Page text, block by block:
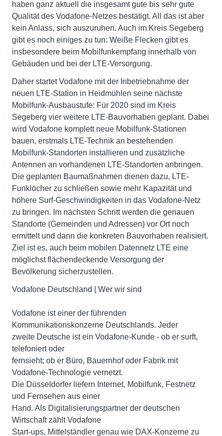
haben ganz aktuell die insgesamt gute bis sehr gute
Qualität des Vodafone-Netzes bestätigt. All das ist aber
kein Anlass, sich auszuruhen. Auch im Kreis Segeberg
gibt es noch einiges zu tun: Weiße Flecken gibt es
insbesondere beim Mobilfunkempfang innerhalb von
Gebäuden und bei der LTE-Versorgung.
Daher startet Vodafone mit der Inbetriebnahme der
neuen LTE-Station in Heidmühlen seine nächste
Mobilfunk-Ausbaustufe: Für 2020 sind im Kreis
Segeberg vier weitere LTE-Bauvorhaben geplant. Dabei
wird Vodafone komplett neue Mobilfunk-Stationen
bauen, erstmals LTE-Technik an bestehenden
Mobilfunk-Standorten installieren und zusätzliche
Antennen an vorhandenen LTE-Standorten anbringen.
Die geplanten Baumaßnahmen dienen dazu, LTE-
Funklöcher zu schließen sowie mehr Kapazität und
höhere Surf-Geschwindigkeiten in das Vodafone-Netz
zu bringen. Im nächsten Schritt werden die genauen
Standorte (Gemeinden und Adressen) vor Ort noch
ermittelt und dann die konkreten Bauvorhaben realisiert.
Ziel ist es, auch beim mobilen Datennetz LTE eine
möglichst flächendeckende Versorgung der
Bevölkerung sicherzustellen.
Vodafone Deutschland | Wer wir sind
Vodafone ist einer der führenden
Kommunikationskonzerne Deutschlands. Jeder
zweite Deutsche ist ein Vodafone-Kunde - ob er surft,
telefoniert oder
fernsieht; ob er Büro, Bauernhof oder Fabrik mit
Vodafone-Technologie vernetzt.
Die Düsseldorfer liefern Internet, Mobilfunk, Festnetz
und Fernsehen aus einer
Hand. Als Digitalisierungspartner der deutschen
Wirtschaft zählt Vodafone
Start-ups, Mittelständler genau wie DAX-Konzerne zu